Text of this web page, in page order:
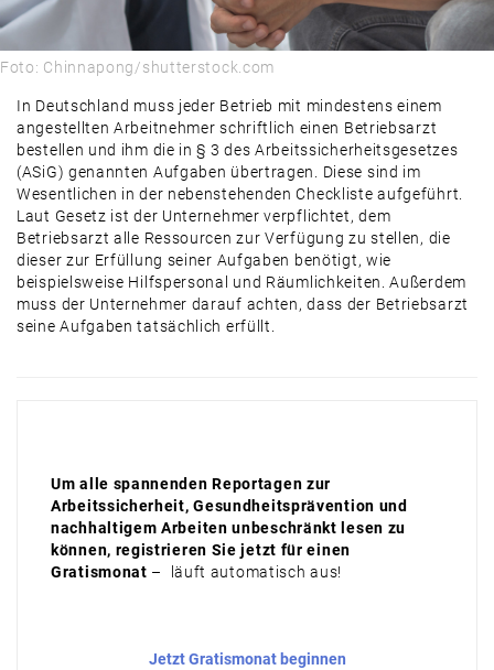
Foto: Chinnapong/shutterstock.com
In Deutschland muss jeder Betrieb mit mindestens einem
angestellten Arbeitnehmer schriftlich einen Betriebsarzt
bestellen und ihm die in § 3 des Arbeitssicherheitsgesetzes
(ASiG) genannten Aufgaben übertragen. Diese sind im
Wesentlichen in der nebenstehenden Checkliste aufgeführt.
Laut Gesetz ist der Unternehmer verpflichtet, dem
Betriebsarzt alle Ressourcen zur Verfügung zu stellen, die
dieser zur Erfüllung seiner Aufgaben benötigt, wie
beispielsweise Hilfspersonal und Räumlichkeiten. Außerdem
muss der Unternehmer darauf achten, dass der Betriebsarzt
seine Aufgaben tatsächlich erfüllt.
Um alle spannenden Reportagen zur
Arbeitssicherheit, Gesundheitsprävention und
nachhaltigem Arbeiten unbeschränkt lesen zu
können, registrieren Sie jetzt für einen
Gratismonat – läuft automatisch aus!
Jetzt Gratismonat beginnen